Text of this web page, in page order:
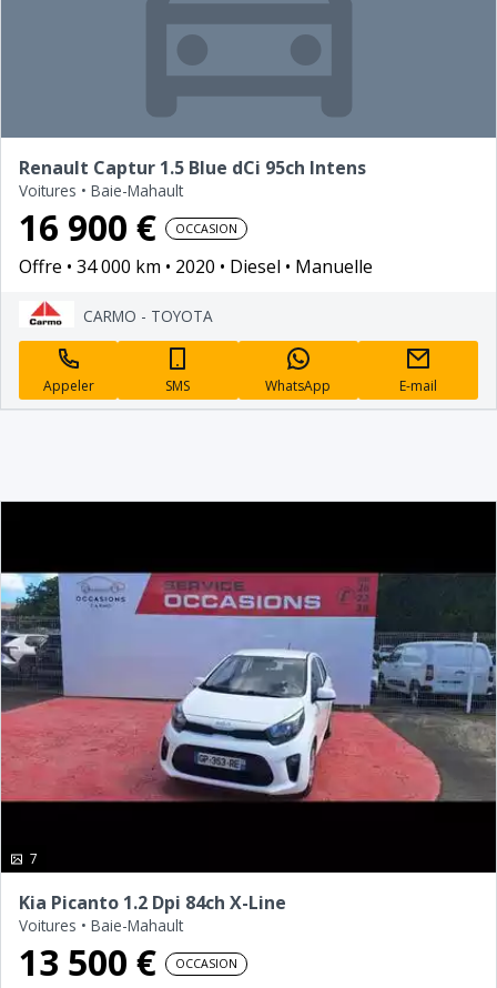
Renault Captur 1.5 Blue dCi 95ch Intens
Voitures • Baie-Mahault
16 900 € OCCASION
Offre 34 000 km 2020 Diesel Manuelle
CARMO - TOYOTA
Appeler SMS WhatsApp E-mail
7
Kia Picanto 1.2 Dpi 84ch X-Line
Voitures • Baie-Mahault
13 500 € OCCASION